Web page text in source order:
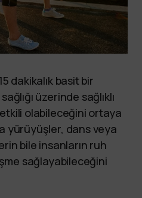
dakikalık basit bir
üzerinde sağlıklı
olabileceğini ortaya
yürüyüşler, dans veya
bile insanların ruh
sağlayabileceğini